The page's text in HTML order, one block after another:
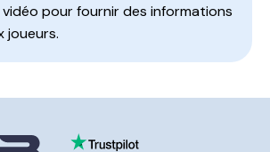
pour fournir des informations
joueurs.